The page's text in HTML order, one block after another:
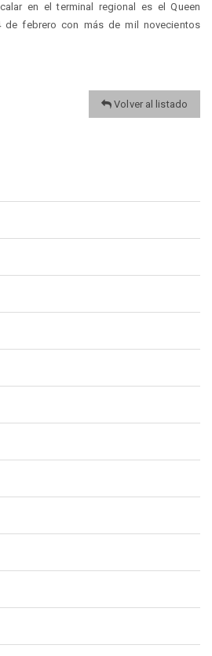
en el terminal regional es el Queen
de febrero con más de mil novecientos
Volver al listado